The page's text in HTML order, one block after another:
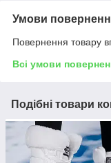
Умови
Повернення товару
Всі умови
Подібні товари